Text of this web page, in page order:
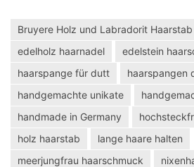
Bruyere Holz und Labradorit
edelholz haarnadel
edelstein
haarspange für dutt
haarspangen
handgemachte unikate
handmade in Germany
holz haarstab
lange haare halten
meerjungfrau haarschmuck